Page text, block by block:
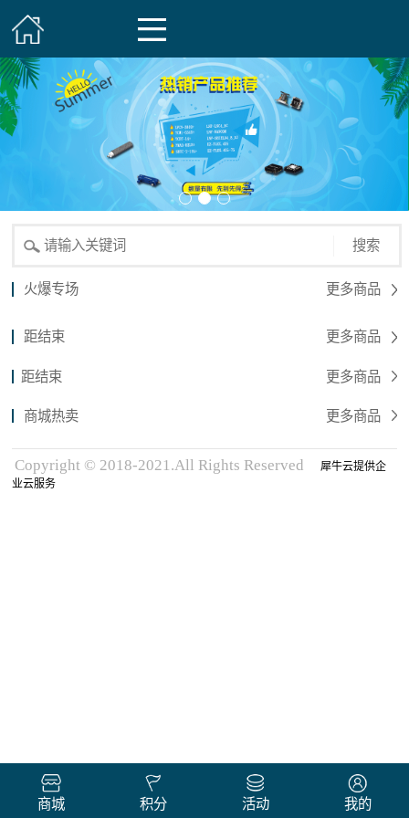
搜索
火爆专场 更多商品
距结束 更多商品
距结束 更多商品
商城热卖 更多商品
Copyright © 2018-2021.All Rights Reserved
犀牛云提供企
业云服务
商城 积分 活动 我的